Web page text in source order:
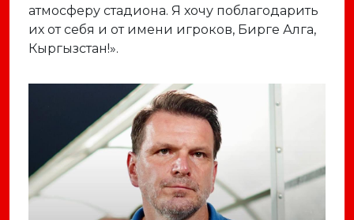
атмосферу стадиона. Я хочу поблагодарить
их от себя и от имени игроков, Бирге Алга,
Кыргызстан!».